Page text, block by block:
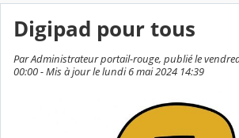
Digipad pour tous
Par Administrateur portail-rouge, publié le
00:00 - Mis à jour le lundi 6 mai 2024 14:39